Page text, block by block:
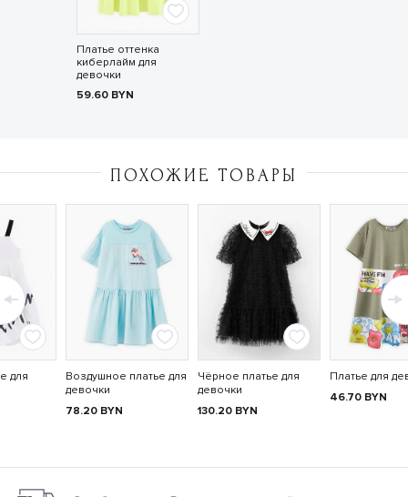
Платье оттенка
киберлайм для
девочки
59.60 BYN
ПОХОЖИЕ ТОВАРЫ
для
Воздушное платье для
девочки
78.20 BYN
Чёрное платье для
девочки
130.20 BYN
Платье для
46.70 BYN